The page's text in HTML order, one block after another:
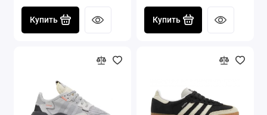
Купить Купить